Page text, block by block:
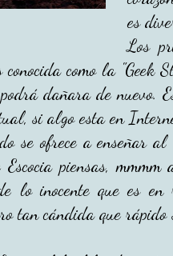
es
Los
como la "Geek
dañara de nuevo.
si algo esta en
se ofrece a enseñar
Escocia piensas,
lo inocente que es
tan cándida que rápido